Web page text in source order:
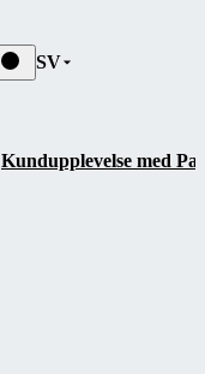
SV
Kundupplevelse med